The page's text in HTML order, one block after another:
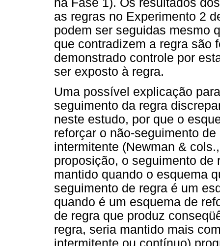
na Fase 1). Os resultados
as regras no Experimento 2
podem ser seguidas mesmo
que contradizem a regra são
demonstrado controle por
ser exposto à regra.
Uma possível explicação
seguimento da regra
neste estudo, por que o
reforçar o não-seguimento
intermitente (Newman &
proposição, o seguimento de
mantido quando o esquema
seguimento de regra é um
quando é um esquema de
de regra que produz
regra, seria mantido mais